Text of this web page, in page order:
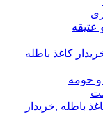
کاغذ باطله
و حومه
باطله ,خریدار